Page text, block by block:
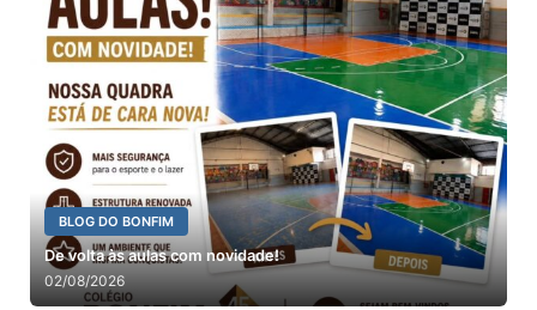
BLOG DO BONFIM
De volta às aulas com novidade!
02/08/2026